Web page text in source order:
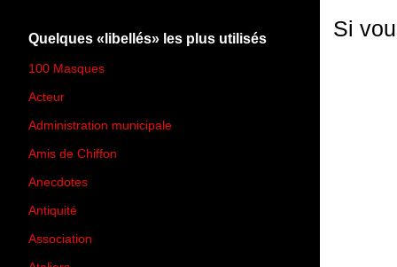
Si
Quelques «libellés» les plus utilisés
100 Masques
Acteur
Administration municipale
Amis de Chiffon
Anecdotes
Antiquité
Association